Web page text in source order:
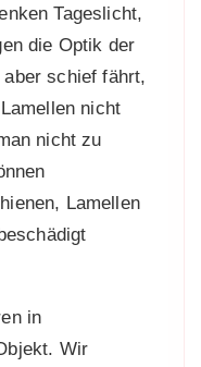
Tageslicht,
die Optik der
aber schief fährt,
nicht
nicht zu
Lamellen
in
Wir